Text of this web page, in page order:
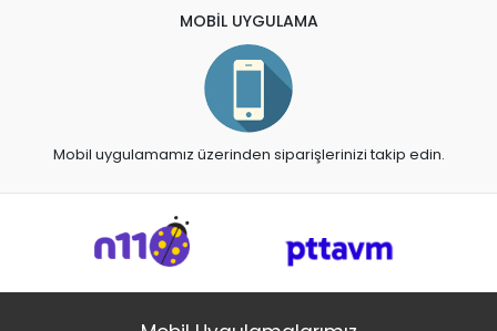
MOBİL UYGULAMA
Mobil uygulamamız üzerinden siparişlerinizi takip edin.